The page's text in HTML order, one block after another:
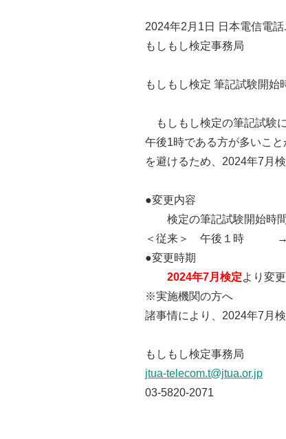
2024年2月1日 日本電信電
もしもし検定事務局
もしもし検定 筆記試験開始
もしもし検定の筆記試験
午後1時である方が多いこ
を避けるため、2024年7月
●変更内容
検定の筆記試験開始時間
＜従来＞ 午後１
●変更時期
2024年7月検定より変更
※実施機関の方へ
諸事情により、2024年7月
もしもし検定事務局
jtua-telecom.t@jtua.or.jp
03-5820-2071